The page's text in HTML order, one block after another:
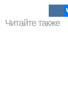
Читайте также